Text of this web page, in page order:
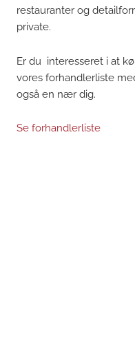
restauranter og
private.
Er du interesseret i at
vores forhandlerliste
også en nær dig.
Se forhandlerliste